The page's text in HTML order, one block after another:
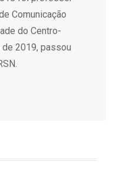
Comunicação
do Centro-
2019, passou